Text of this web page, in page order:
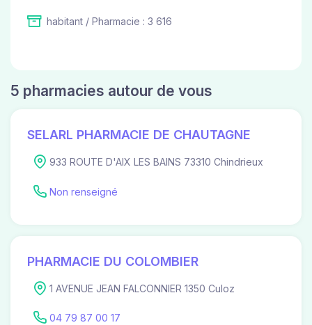
habitant / Pharmacie : 3 616
5 pharmacies autour de vous
SELARL PHARMACIE DE CHAUTAGNE
933 ROUTE D'AIX LES BAINS 73310 Chindrieux
Non renseigné
PHARMACIE DU COLOMBIER
1 AVENUE JEAN FALCONNIER 1350 Culoz
04 79 87 00 17